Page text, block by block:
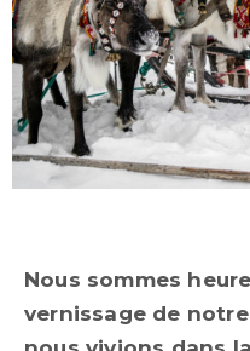
Nous sommes
vernissage de